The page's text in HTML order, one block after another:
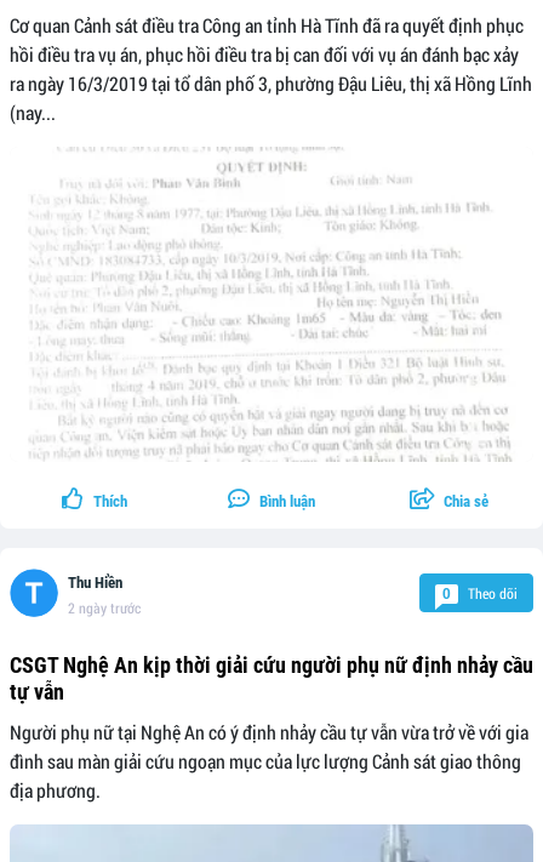
Cơ quan Cảnh sát điều tra Công an tỉnh Hà Tĩnh đã ra quyết định phục
hồi điều tra vụ án, phục hồi điều tra bị can đối với vụ án đánh bạc xảy
ra ngày 16/3/2019 tại tổ dân phố 3, phường Đậu Liêu, thị xã Hồng Lĩnh
(nay...
Thích Bình luận Chia sẻ
Thu Hiền
2 ngày trước
0 Theo dõi
CSGT Nghệ An kịp thời giải cứu người phụ nữ định nhảy cầu
tự vẫn
Người phụ nữ tại Nghệ An có ý định nhảy cầu tự vẫn vừa trở về với gia
đình sau màn giải cứu ngoạn mục của lực lượng Cảnh sát giao thông
địa phương.